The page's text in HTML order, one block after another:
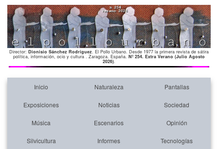
Director: Dionisio Sánchez Rodríguez. El Pollo Urbano. Desde 1977 la primera revista de sátira
política, información, ocio y cultura . Zaragoza. España. Nº 254. Extra Verano (Julio Agosto
2026).
Inicio Naturaleza Pantallas
Exposiciones Noticias Sociedad
Música Escenarios Opinión
Silvicultura Informes Tecnologías